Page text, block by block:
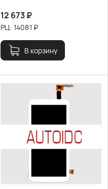
12 673₽
РЦ: 14081 ₽
В корзину